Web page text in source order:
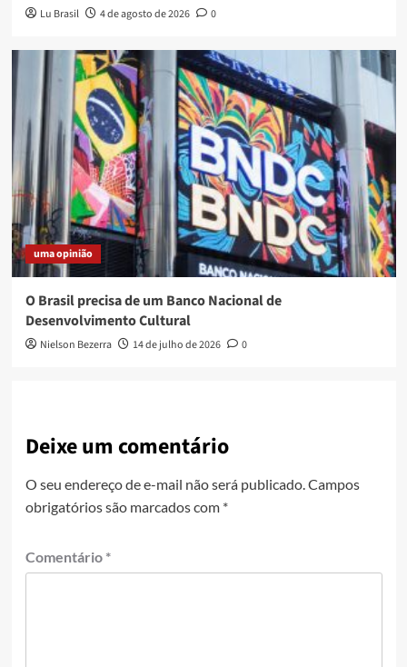
Lu Brasil 4 de agosto de 2026 0
uma opinião
O Brasil precisa de um Banco Nacional de
Desenvolvimento Cultural
Nielson Bezerra 14 de julho de 2026 0
Deixe um comentário
O seu endereço de e-mail não será publicado. Campos
obrigatórios são marcados com *
Comentário *